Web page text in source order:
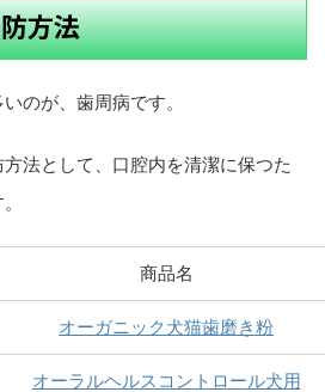
方法
のが、歯周病です。
法として、口腔内を清潔に保つた
商品名
オーガニック犬猫歯磨き粉
オーラルヘルスコントロール犬用